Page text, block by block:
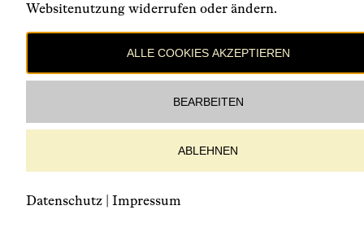
Websitenutzung widerrufen oder ändern.
ALLE COOKIES AKZEPTIEREN
BEARBEITEN
ABLEHNEN
Datenschutz Impressum